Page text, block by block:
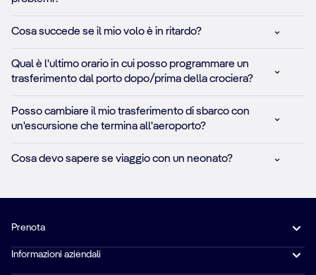
Cosa succede se il mio volo è in ritardo?
Qual è l'ultimo orario in cui posso programmare un
trasferimento dal porto dopo/prima della crociera?
Posso cambiare il mio trasferimento di sbarco con
un'escursione che termina all'aeroporto?
Cosa devo sapere se viaggio con un neonato?
Prenota
Informazioni aziendali